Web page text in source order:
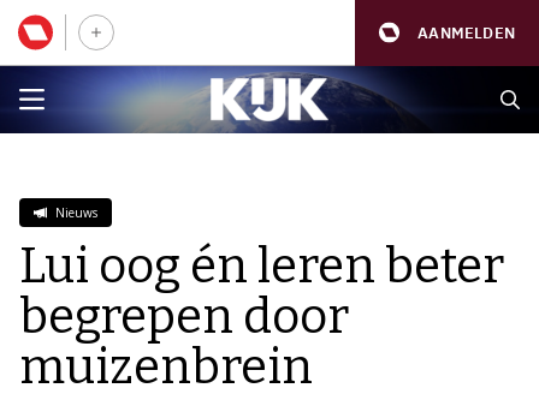
AANMELDEN
Nieuws
Lui oog én leren beter
begrepen door
muizenbrein